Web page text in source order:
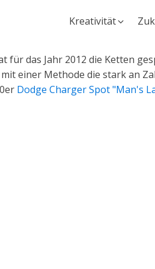
Kreativität
für das Jahr 2012 die Ketten
einer Methode die stark an
Dodge Charger Spot "Man's